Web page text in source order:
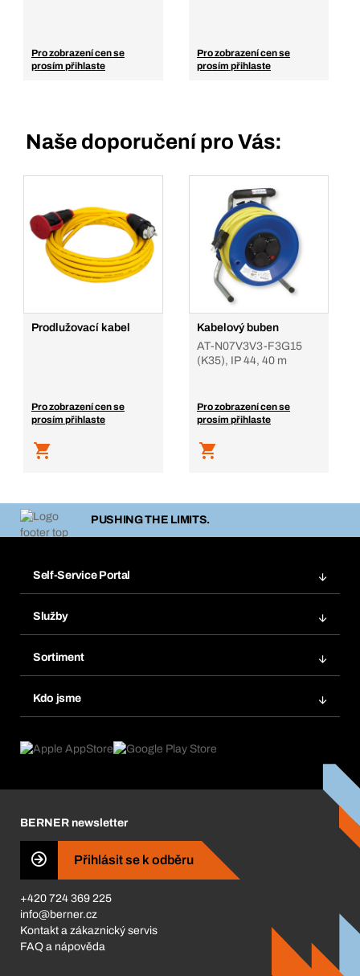
Pro zobrazení cen se
prosím přihlaste
Pro zobrazení cen se
prosím přihlaste
Naše doporučení pro Vás:
Prodlužovací kabel
Pro zobrazení cen se
prosím přihlaste
Kabelový buben
AT-N07V3V3-F3G15
(K35), IP 44, 40 m
Pro zobrazení cen se
prosím přihlaste
PUSHING THE LIMITS.
Self-Service Portal
Oblíbené
Opakované objednávky
Automatické objednávky
Služby
Chemická databáze
eProcurement
Produktový poradce
Sortiment
Kdo jsme
Co nás pohání
BERNER Obchod
ISO Certifikáty
Business Conduct
BERNER newsletter
Přihlásit se k odběru
+420 724 369 225
info@berner.cz
Kontakt a zákaznický servis
FAQ a nápověda